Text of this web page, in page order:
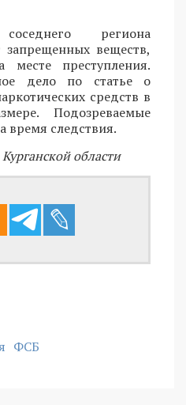
региона
веществ,
преступления.
дело по статье о
средств в
Подозреваемые
время следствия.
области
ФСБ